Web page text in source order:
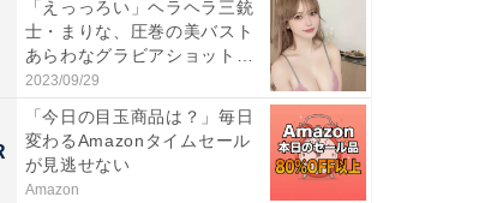
「えっっろい」ヘラヘラ三銃
士・まりな、圧巻の美バスト
あらわなグラビアショット公
開...
2023/09/29
「今日の目玉商品は？」毎日
変わるAmazonタイムセール
が見逃せない
Amazon